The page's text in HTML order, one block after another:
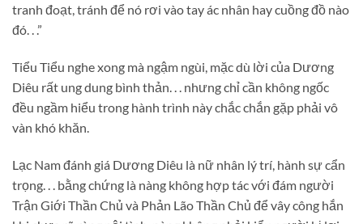
tranh đoạt, tránh để nó rơi vào tay ác nhân hay cuồng đồ nào
đó. . .”
Tiểu Tiểu nghe xong mà ngậm ngùi, mặc dù lời của Dương
Diêu rất ung dung bình thản. . . nhưng chỉ cần không ngốc
đều ngầm hiểu trong hành trình này chắc chắn gặp phải vô
vàn khó khăn.
Lạc Nam đánh giá Dương Diêu là nữ nhân lý trí, hành sự cẩn
trọng. . . bằng chứng là nàng không hợp tác với đám người
Trận Giới Thần Chủ và Phản Lão Thần Chủ để vây công hắn